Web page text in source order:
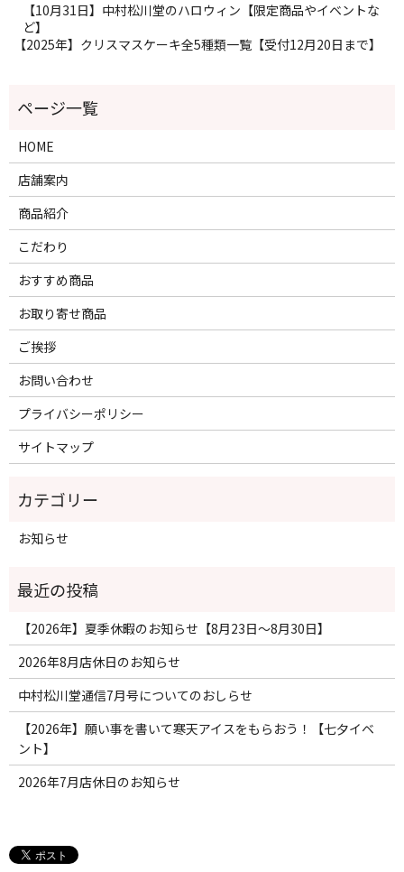
【10月31日】中村松川堂のハロウィン【限定商品やイベントな
ど】
【2025年】クリスマスケーキ全5種類一覧【受付12月20日まで】
HOME
店舗案内
商品紹介
こだわり
おすすめ商品
お取り寄せ商品
ご挨拶
お問い合わせ
プライバシーポリシー
サイトマップ
お知らせ
【2026年】夏季休暇のお知らせ【8月23日〜8月30日】
2026年8月店休日のお知らせ
中村松川堂通信7月号についてのおしらせ
【2026年】願い事を書いて寒天アイスをもらおう！【七夕イベ
ント】
2026年7月店休日のお知らせ